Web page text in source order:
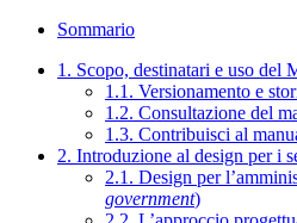
Sommario
1. Scopo, destinatari e uso del
1.1. Versionamento e
1.2. Consultazione del
1.3. Contribuisci al
2. Introduzione al design per i
2.1. Design per
government)